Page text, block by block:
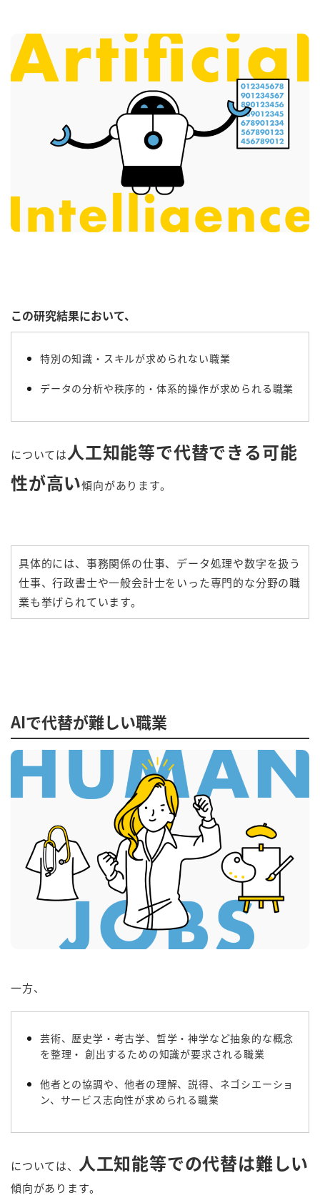
この研究結果において、
特別の知識・スキルが求められない職業
データの分析や秩序的・体系的操作が求められる職業
については人工知能等で代替できる可能
性が高い傾向があります。
具体的には、事務関係の仕事、データ処理や数字を扱う
仕事、行政書士や一般会計士をいった専門的な分野の職
業も挙げられています。
AIで代替が難しい職業
一方、
芸術、歴史学・考古学、哲学・神学など抽象的な概念
を整理・ 創出するための知識が要求される職業
他者との協調や、他者の理解、説得、ネゴシエーショ
ン、サービス志向性が求められる職業
については、 人工知能等での代替は難しい
傾向があります。